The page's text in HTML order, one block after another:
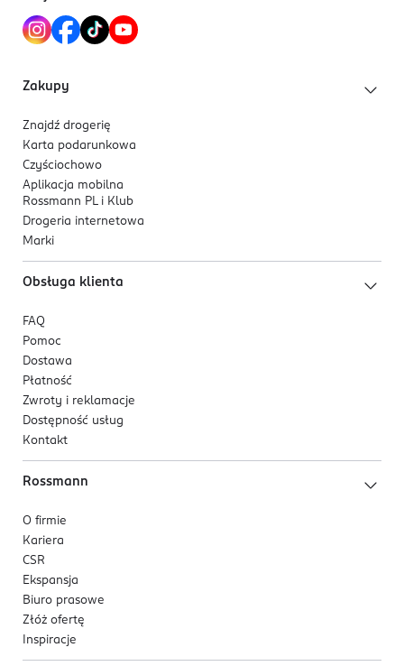
PL-Polska
5 900525 032225
Zakupy
Znajdź drogerię
Karta podarunkowa
Czyściochowo
Aplikacja mobilna
Rossmann PL i Klub
Drogeria internetowa
Marki
Obsługa klienta
FAQ
Pomoc
Dostawa
Płatność
Zwroty i reklamacje
Dostępność usług
Kontakt
Rossmann
O firmie
Kariera
CSR
Ekspansja
Biuro prasowe
Złóż ofertę
Inspiracje